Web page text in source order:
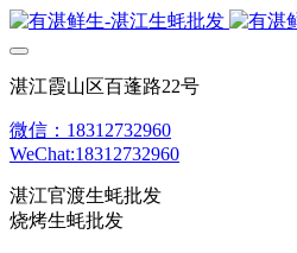
湛江霞山区百蓬路22号
微信：18312732960
WeChat:18312732960
湛江官渡生蚝批发
烧烤生蚝批发